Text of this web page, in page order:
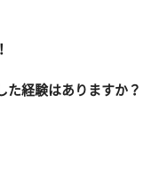
た経験はありますか？